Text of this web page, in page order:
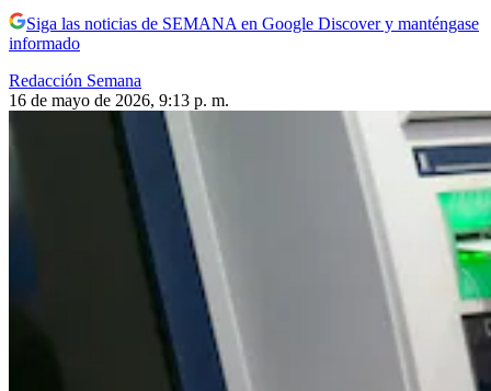
Siga las noticias de SEMANA en Google Discover y manténgase
informado
Redacción Semana
16 de mayo de 2026, 9:13 p. m.